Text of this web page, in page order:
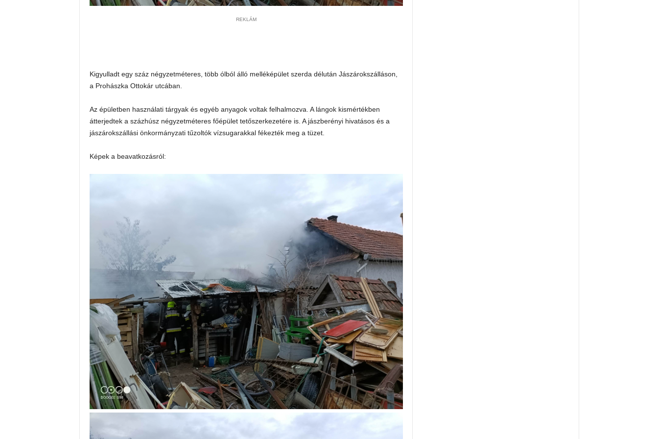
REKLÁM
Kigyulladt egy száz négyzetméteres, több ólból álló melléképület szerda délután Jászárokszálláson,
a Prohászka Ottokár utcában.
Az épületben használati tárgyak és egyéb anyagok voltak felhalmozva. A lángok kismértékben
átterjedtek a százhúsz négyzetméteres főépület tetőszerkezetére is. A jászberényi hivatásos és a
jászárokszállási önkormányzati tűzoltók vízsugarakkal fékezték meg a tüzet.
Képek a beavatkozásról: